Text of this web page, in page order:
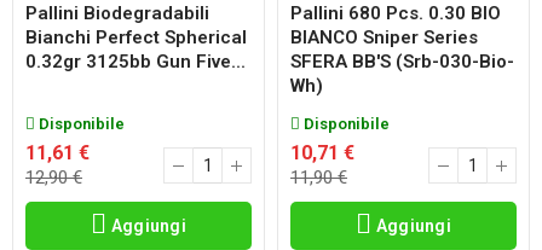
Pallini Biodegradabili
Bianchi Perfect Spherical
0.32gr 3125bb Gun Five...
Disponibile
11,61 €
12,90 €
Aggiungi
Pallini 680 Pcs. 0.30 BIO
BIANCO Sniper Series
SFERA BB'S (srb-030-Bio-
Wh)
Disponibile
10,71 €
11,90 €
Aggiungi